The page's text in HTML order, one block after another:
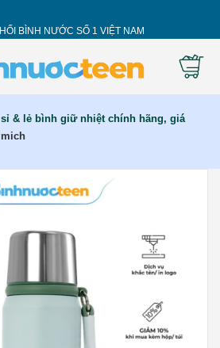
BÌNH NƯỚC SỐ 1 VIỆT NAM
& lẻ bình giữ nhiệt chính hãng, giá